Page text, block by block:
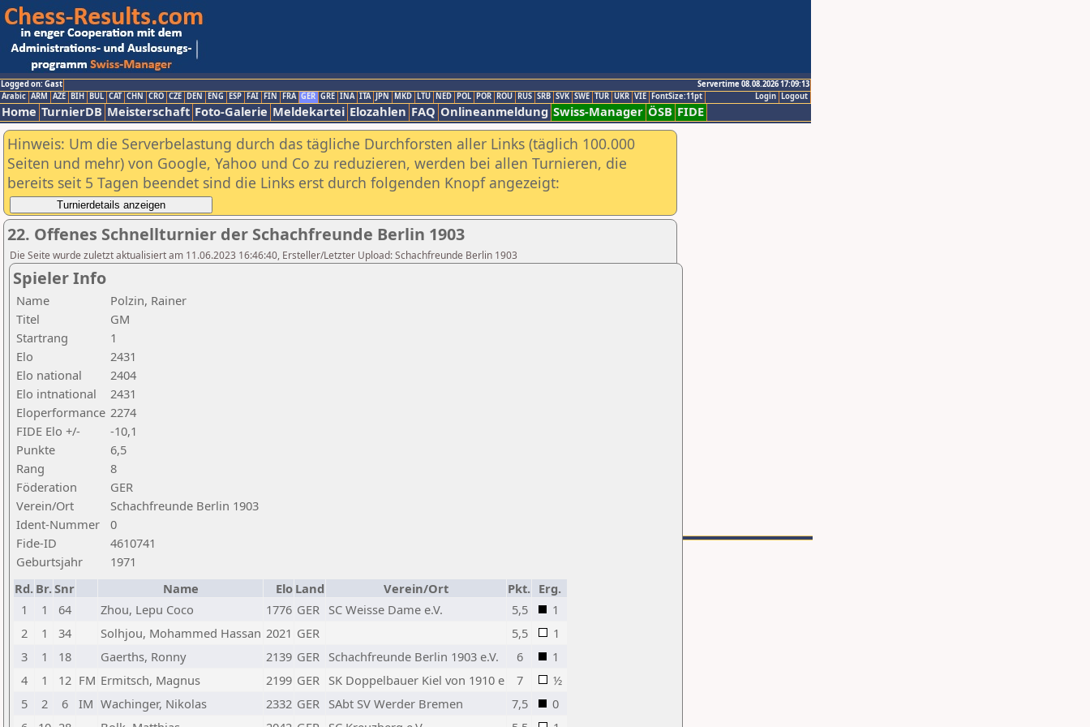
Logged on: Gast
Servertime 08.08.2026 17:09:13
Logout
Login
Arabic ARM AZE BIH BUL CAT CHN CRO CZE DEN ENG ESP FAI FIN FRA GER GRE INA ITA JPN MKD LTU NED POL POR ROU RUS SRB SVK SWE TUR UKR VIE FontSize:11pt
Home TurnierDB Meisterschaft Foto-Galerie Meldekartei Elozahlen FAQ Onlineanmeldung Swiss-Manager ÖSB FIDE
Hinweis: Um die Serverbelastung durch das tägliche Durchforsten aller Links (täglich 100.000
Seiten und mehr) von Google, Yahoo und Co zu reduzieren, werden bei allen Turnieren, die
bereits seit 5 Tagen beendet sind die Links erst durch folgenden Knopf angezeigt:
22. Offenes Schnellturnier der Schachfreunde Berlin 1903
Die Seite wurde zuletzt aktualisiert am 11.06.2023 16:46:40, Ersteller/Letzter Upload: Schachfreunde Berlin 1903
Spieler Info
Name
Polzin, Rainer
Titel
GM
Startrang
1
Elo
2431
Elo national
2404
Elo intnational
2431
Eloperformance 2274
FIDE Elo +/-
-10,1
Punkte
6,5
Rang
8
Föderation
GER
Verein/Ort
Schachfreunde Berlin 1903
Ident-Nummer
0
Fide-ID
4610741
Geburtsjahr
1971
Rd. Br.Snr Name Elo Land Verein/Ort Pkt. Erg.
1
1 64 Zhou, Lepu Coco 1776 GER SC Weisse Dame e.V. 5,5
1
2
1 34 Solhjou, Mohammed Hassan 2021 GER 5,5
1
3
1 18 Gaerths, Ronny 2139 GER Schachfreunde Berlin 1903 e.V. 6
1
4
1 12 FM Ermitsch, Magnus 2199 GER SK Doppelbauer Kiel von 1910 e 7
½
5
2 6 IM Wachinger, Nikolas 2332 GER SAbt SV Werder Bremen 7,5
0